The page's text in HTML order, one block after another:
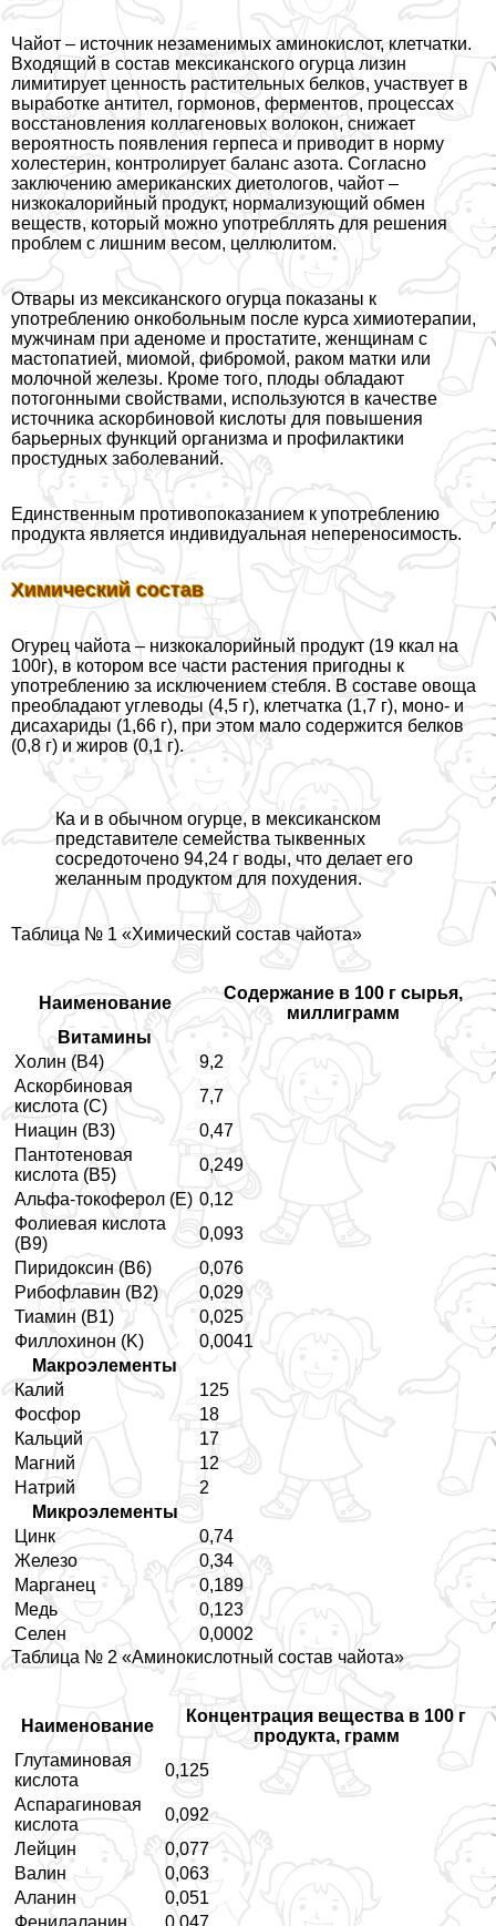
Чайот – источник незаменимых аминокислот, клетчатки.
Входящий в состав мексиканского огурца лизин
лимитирует ценность растительных белков, участвует в
выработке антител, гормонов, ферментов, процессах
восстановления коллагеновых волокон, снижает
вероятность появления гepпeса и приводит в норму
холестерин, контролирует баланс азота. Согласно
заключению американских диетологов, чайот –
низкокалорийный продукт, нормализующий обмен
веществ, который можно употрeбллять для решения
проблем с лишним весом, целлюлитом.
Отвары из мексиканского огурца показаны к
употрeблению онкобольным после курса химиотерапии,
мужчинам при аденоме и пpocтатите, женщинам с
мастопатией, миомой, фибромой, paком матки или
молочной железы. Кроме того, плоды обладают
потогонными свойствами, используются в качестве
источника аскорбиновой кислоты для повышения
барьерных функций организма и профилактики
простудных заболеваний.
Единственным противопоказанием к употрeблению
продукта является индивидуальная непереносимость.
Химический состав
Огурец чайота – низкокалорийный продукт (19 ккал на
100г), в котором все части растения пригодны к
употрeблению за исключением стeбля. В составе овоща
преобладают углеводы (4,5 г), клетчатка (1,7 г), моно- и
дисахариды (1,66 г), при этом мало содержится белков
(0,8 г) и жиров (0,1 г).
Ка и в обычном огурце, в мексиканском
представителе семейства тыквенных
сосредоточено 94,24 г воды, что делает его
желанным продуктом для похудения.
Таблица № 1 «Химический состав чайота»
Наименование
Содержание в 100 г сырья,
миллиграмм
Витамины
Холин (B4)
9,2
Аскорбиновая
кислота (С)
7,7
Ниацин (B3)
0,47
Пантотеновая
кислота (В5)
0,249
Альфа-токоферол (E) 0,12
Фолиевая кислота
(B9)
0,093
Пиридоксин (B6)
0,076
Рибофлавин (В2)
0,029
Тиамин (В1)
0,025
Филлохинон (K)
0,0041
Макроэлементы
Калий
125
Фосфор
18
Кальций
17
Магний
12
Натрий
2
Микроэлементы
Цинк
0,74
Железо
0,34
Марганец
0,189
Медь
0,123
Селен
0,0002
Таблица № 2 «Аминокислотный состав чайота»
Наименование
Концентрация вещества в 100 г
продукта, грамм
Глутаминовая
кислота
0,125
Аспарагиновая
кислота
0,092
Лейцин
0,077
Валин
0,063
Аланин
0,051
Фенилаланин
0,047